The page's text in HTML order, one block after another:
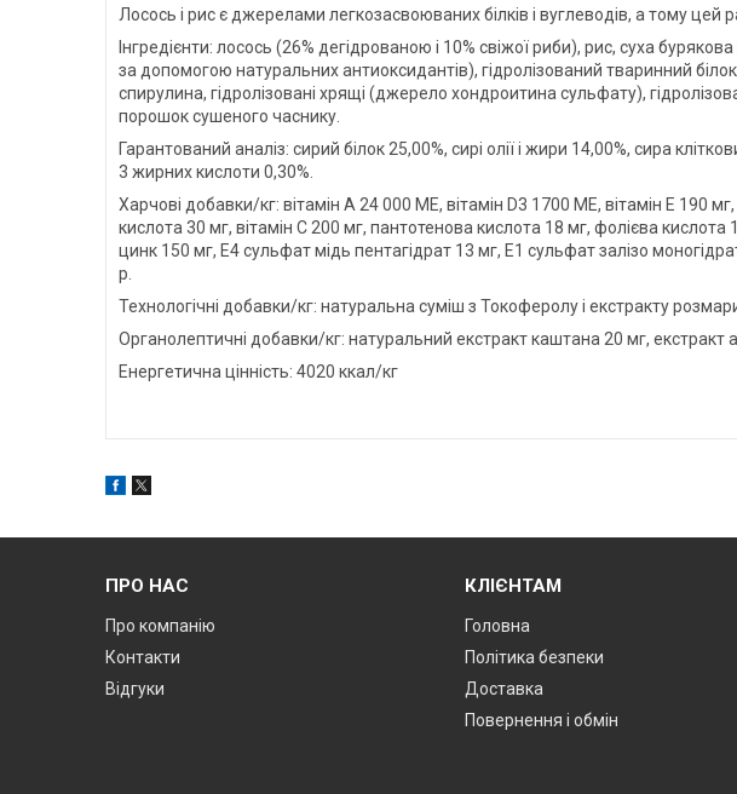
Лосось і рис є джерелами легкозасвоюваних білків і вуглеводів, а тому
Інгредієнти: лосось (26% дегідрованою і 10% свіжої риби), рис, суха
за допомогою натуральних антиоксидантів), гідролізований тваринний
спирулина, гідролізовані хрящі (джерело хондроитина сульфату),
порошок сушеного часнику.
Гарантований аналіз: сирий білок 25,00%, сирі олії і жири 14,00%, сира
3 жирних кислоти 0,30%.
Харчові добавки/кг: вітамін А 24 000 МЕ, вітамін D3 1700 МЕ, вітамін Е 190
кислота 30 мг, вітамін С 200 мг, пантотенова кислота 18 мг, фолієва
цинк 150 мг, Е4 сульфат мідь пентагідрат 13 мг, Е1 сульфат залізо
р.
Технологічні добавки/кг: натуральна суміш з Токоферолу і екстракту
Органолептичні добавки/кг: натуральний екстракт каштана 20 мг, екстракт
Енергетична цінність: 4020 ккал/кг
ПРО НАС
Про компанію
Контакти
Відгуки
КЛІЄНТАМ
Головна
Політика безпеки
Доставка
Повернення і обмін